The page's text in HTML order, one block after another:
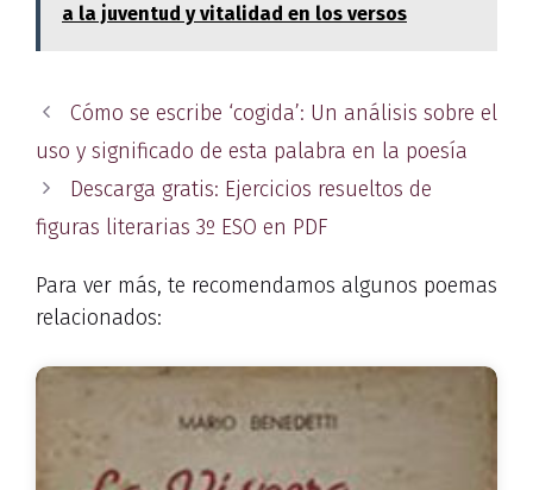
a la juventud y vitalidad en los versos
Cómo se escribe ‘cogida’: Un análisis sobre el
uso y significado de esta palabra en la poesía
Descarga gratis: Ejercicios resueltos de
figuras literarias 3º ESO en PDF
Para ver más, te recomendamos algunos poemas
relacionados: